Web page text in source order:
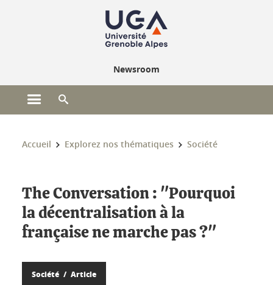
Newsroom
Ouvrir le menu principal
Vous êtes ici :
Accueil Explorez nos thématiques Société
The Conversation : "Pourquoi
la décentralisation à la
française ne marche pas ?"
Société Article